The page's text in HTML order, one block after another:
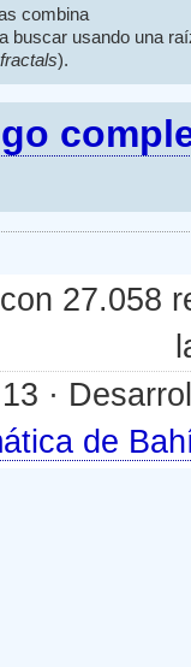
combina
buscar usando una
fractals).
27.058
·
de